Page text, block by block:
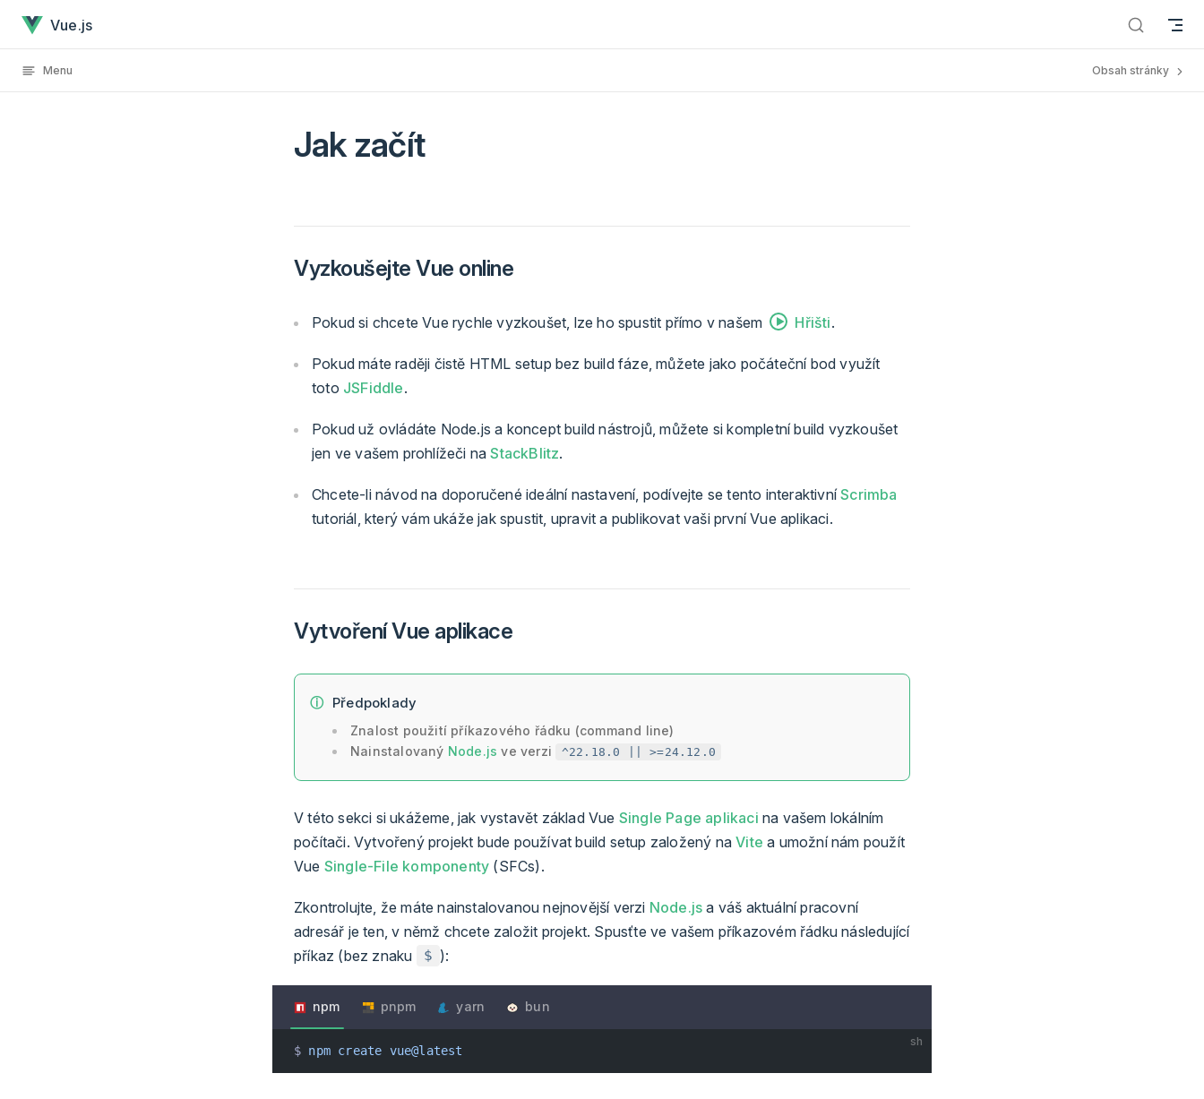
Skip to content
Vue.js
Menu Obsah stránky
Jak začít
Vyzkoušejte Vue online
Pokud si chcete Vue rychle vyzkoušet, lze ho spustit přímo v našem Hřišti.
Pokud máte raději čistě HTML setup bez build fáze, můžete jako počáteční bod využít
toto JSFiddle.
Pokud už ovládáte Node.js a koncept build nástrojů, můžete si kompletní build vyzkoušet
jen ve vašem prohlížeči naStackBlitz.
Chcete-li návod na doporučené ideální nastavení, podívejte se tento interaktivníScrimba
tutoriál, který vám ukáže jak spustit, upravit a publikovat vaši první Vue aplikaci.
Vytvoření Vue aplikace
Předpoklady
Znalost použití příkazového řádku (command line)
Nainstalovaný Node.js ve verzi ^22.18.0 || >=24.12.0
V této sekci si ukážeme, jak vystavět základ Vue Single Page aplikaci na vašem lokálním
počítači. Vytvořený projekt bude používat build setup založený naVite a umožní nám použít
Vue Single-File komponenty (SFCs).
Zkontrolujte, že máte nainstalovanou nejnovější verzi Node.js a váš aktuální pracovní
adresář je ten, v němž chcete založit projekt. Spusťte ve vašem příkazovém řádku následující
příkaz (bez znaku
$ ):
npm pnpm yarn bun
sh
$ npm create vue@latest